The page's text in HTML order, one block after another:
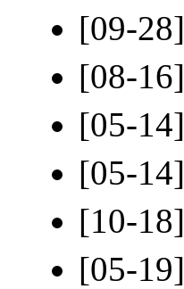
[09-28]
[08-16]
[05-14]
[05-14]
[10-18]
[05-19]